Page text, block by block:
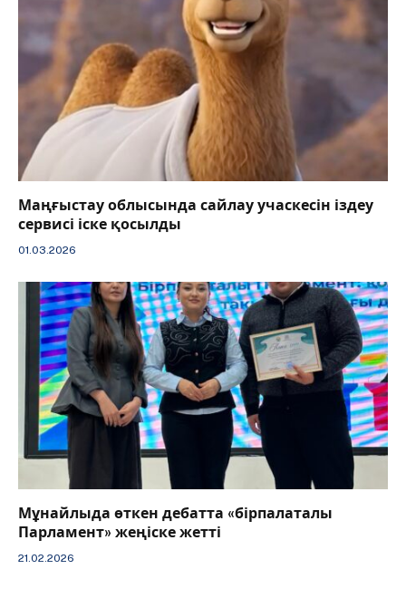
Маңғыстау облысында сайлау учаскесін іздеу
сервисі іске қосылды
01.03.2026
Мұнайлыда өткен дебатта «бірпалаталы
Парламент» жеңіске жетті
21.02.2026